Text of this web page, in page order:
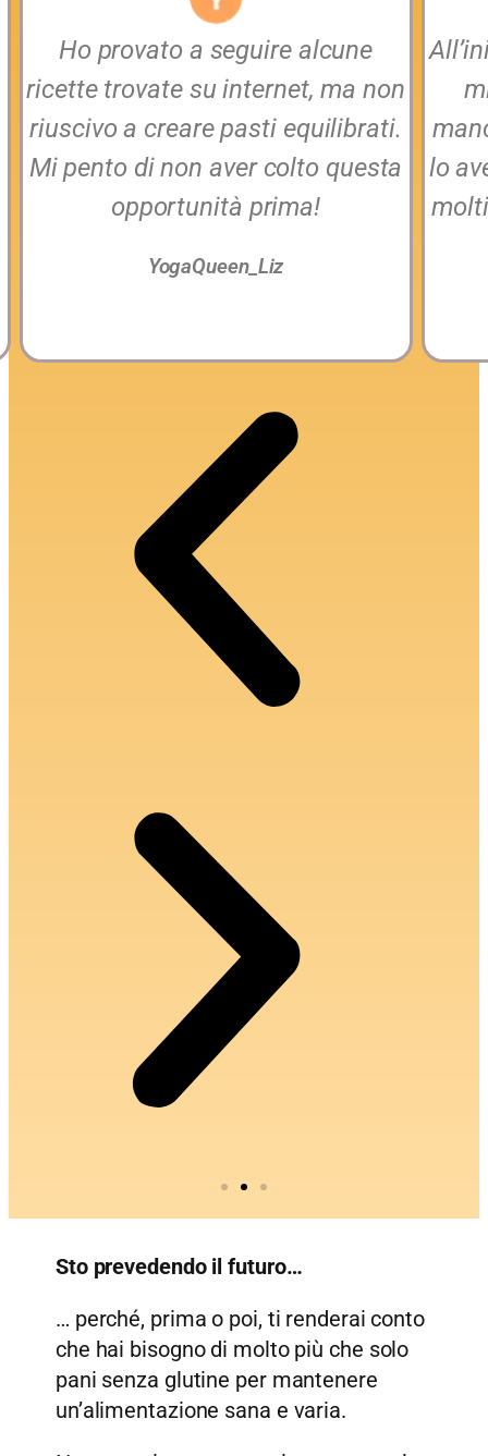
Ho provato a seguire alcune
ricette trovate su internet, ma non
riuscivo a creare pasti equilibrati.
Mi pento di non aver colto questa
opportunità prima!
YogaQueen_Liz
lo
Sto prevedendo il futuro…
… perché, prima o poi, ti renderai conto
che hai bisogno di molto più che solo
pani senza glutine per mantenere
un’alimentazione sana e varia.